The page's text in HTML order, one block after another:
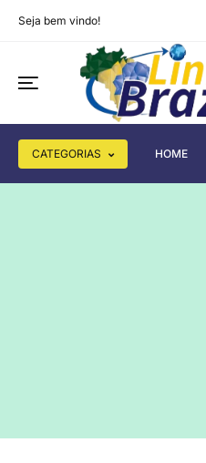
Seja bem vindo!
CATEGORIAS HOME